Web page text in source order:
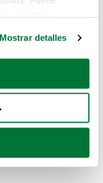
geográfica
activamente
(huellas
se procesan sus
Mostrar detalles